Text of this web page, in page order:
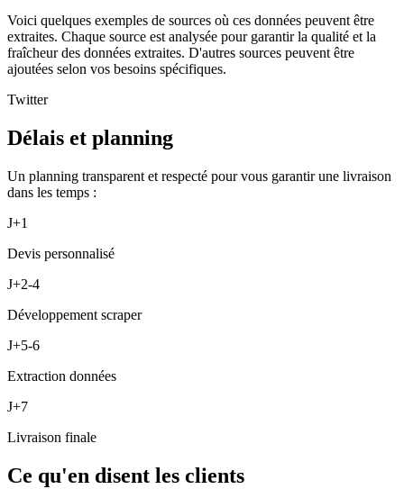
Voici quelques exemples de sources où ces données peuvent être
extraites. Chaque source est analysée pour garantir la qualité et la
fraîcheur des données extraites. D'autres sources peuvent être
ajoutées selon vos besoins spécifiques.
Twitter
Délais et planning
Un planning transparent et respecté pour vous garantir une livraison
dans les temps :
J+1
Devis personnalisé
J+2-4
Développement scraper
J+5-6
Extraction données
J+7
Livraison finale
Ce qu'en disent les clients